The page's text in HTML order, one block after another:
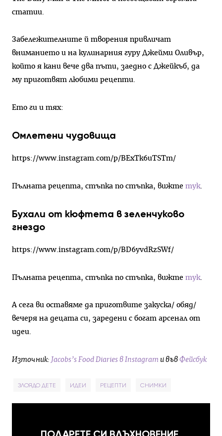
статии.
Забележителните й творения привличат
вниманието и на кулинарния гуру Джейми Оливър,
който я кани вече два пъти, заедно с Джейкъб, да
му приготвят любими рецепти.
Ето ги и тях:
Омлетени чудовища
https://www.instagram.com/p/BExTk6uTSTm/
Пълната рецепта, стъпка по стъпка, вижте тук.
Бухали от кюфтета в зеленчуково
гнездо
https://www.instagram.com/p/BD6yvdRzSWf/
Пълната рецепта, стъпка по стъпка, вижте тук.
А сега ви оставяме да приготвите закуска/ обяд/
вечеря на децата си, заредени с богат арсенал от
идеи.
Източник: Jacobs’s Food Diaries в Instagram и във Фейсбук
ЗЛОЯДО ДЕТЕ ИДЕИ РЕЦЕПТИ СНИМКИ